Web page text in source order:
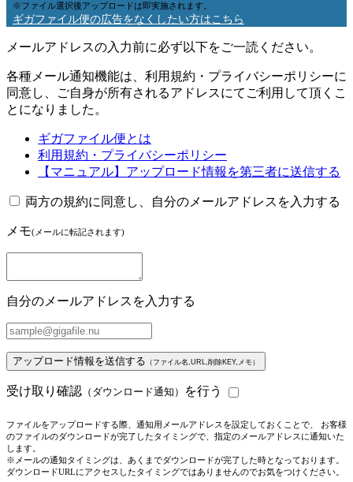
※ファイル選択後アップロードは即実施されます。
ギガファイル便の広告をなくしたい方はこちら
メールアドレスの入力前に必ず以下をご一読ください。
各種メール通知機能は、利用規約・プライバシーポリシーに
同意し、ご自身が所有されるアドレスにてご利用して頂くこ
とになりました。
ギガファイル便とは
利用規約・プライバシーポリシー
【マニュアル】アップロード情報を第三者に送信する
両方の規約に同意し、自分のメールアドレスを入力する
メモ(メールに転記されます)
自分のメールアドレスを入力する
アップロード情報を送信する （ファイル名,URL,削除KEY,メモ）
受け取り確認 （ダウンロード通知） を行う
ファイルをアップロードする際、通知用メールアドレスを設定しておくことで、 お客様
のファイルのダウンロードが完了したタイミングで、指定のメールアドレスに通知いた
します。
※メールの通知タイミングは、あくまでダウンロードが完了した時となっております。
ダウンロードURLにアクセスしたタイミングではありませんのでお気をつけください。